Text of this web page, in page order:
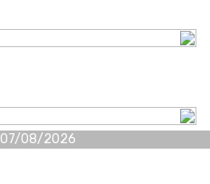
07/08/2026 06:27 06